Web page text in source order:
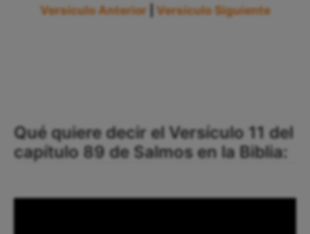
Versículo Anterior Versículo Siguiente
Qué quiere decir el Versículo 11 del
capítulo 89 de Salmos en la Biblia: